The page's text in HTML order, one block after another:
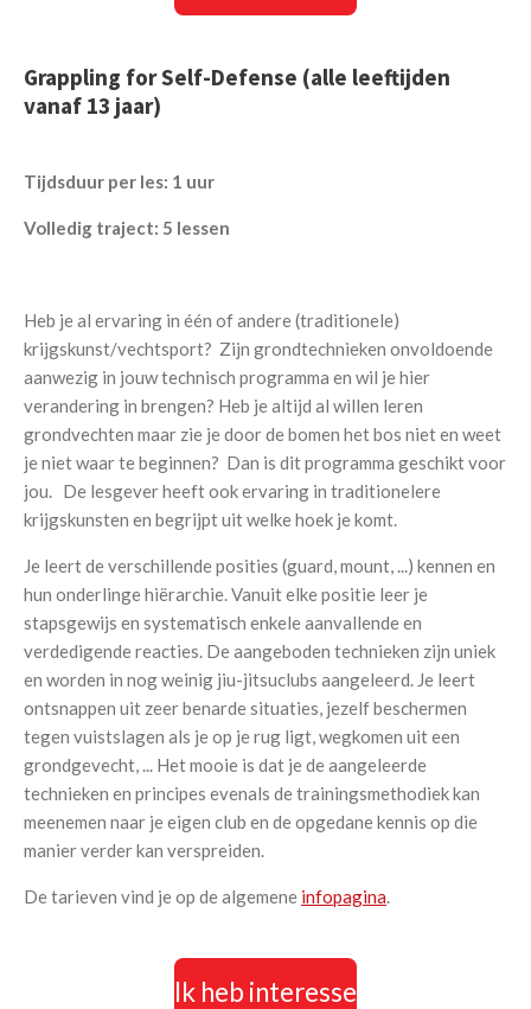
Grappling for Self-Defense (alle leeftijden
vanaf 13 jaar)
Tijdsduur per les: 1 uur
Volledig traject: 5 lessen
Heb je al ervaring in één of andere (traditionele)
krijgskunst/vechtsport? Zijn grondtechnieken onvoldoende
aanwezig in jouw technisch programma en wil je hier
verandering in brengen? Heb je altijd al willen leren
grondvechten maar zie je door de bomen het bos niet en weet
je niet waar te beginnen? Dan is dit programma geschikt voor
jou. De lesgever heeft ook ervaring in traditionelere
krijgskunsten en begrijpt uit welke hoek je komt.
Je leert de verschillende posities (guard, mount, ...) kennen en
hun onderlinge hiërarchie. Vanuit elke positie leer je
stapsgewijs en systematisch enkele aanvallende en
verdedigende reacties. De aangeboden technieken zijn uniek
en worden in nog weinig jiu-jitsuclubs aangeleerd. Je leert
ontsnappen uit zeer benarde situaties, jezelf beschermen
tegen vuistslagen als je op je rug ligt, wegkomen uit een
grondgevecht, ... Het mooie is dat je de aangeleerde
technieken en principes evenals de trainingsmethodiek kan
meenemen naar je eigen club en de opgedane kennis op die
manier verder kan verspreiden.
De tarieven vind je op de algemene infopagina.
Ik heb interesse